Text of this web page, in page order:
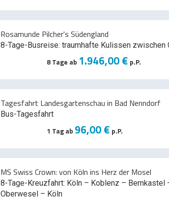
Rosamunde Pilcher's Südengland
8-Tage-Busreise: traumhafte Kulissen zwischen
8 Tage ab 1.946,00 € p.P.
Tagesfahrt Landesgartenschau in Bad Nenndorf
Bus-Tagesfahrt
1 Tag ab 96,00 € p.P.
MS Swiss Crown: von Köln ins Herz der Mosel
8-Tage-Kreuzfahrt: Köln – Koblenz – Bernkastel
Oberwesel – Köln